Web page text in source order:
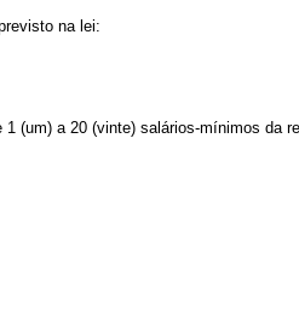
na lei:
(um) a 20 (vinte) salários-mínimos da